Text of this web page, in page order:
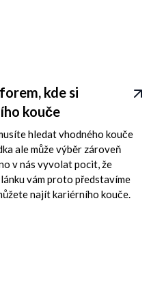
kde si
kouče
hledat vhodného kouče
ale může výběr zároveň
v nás vyvolat pocit, že
vám proto představíme
najít kariérního kouče.